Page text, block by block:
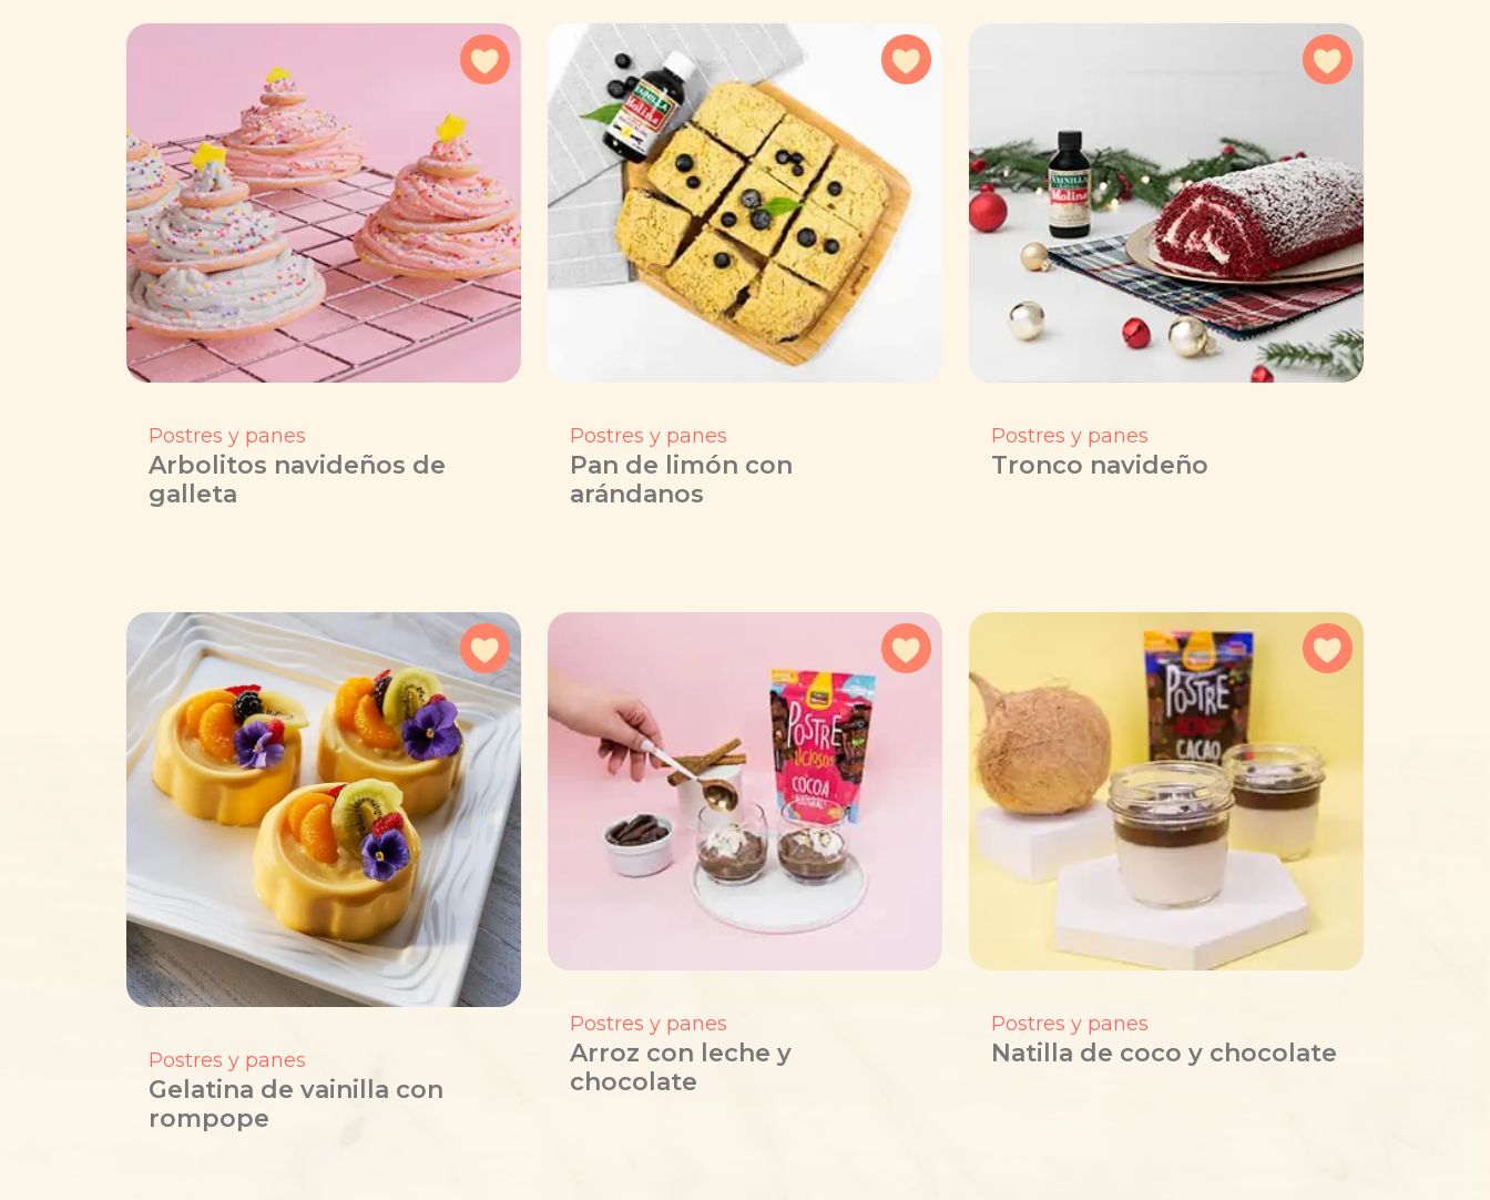
Postres y panes
Arbolitos navideños de
galleta
Agregar a favoritos
Postres y panes
Pan de limón con
arándanos
Postres y panes
Tronco navideño
Postres y panes
Gelatina de vainilla con
rompope
Postres y panes
Arroz con leche y
chocolate
Postres y panes
Natilla de coco y chocolate